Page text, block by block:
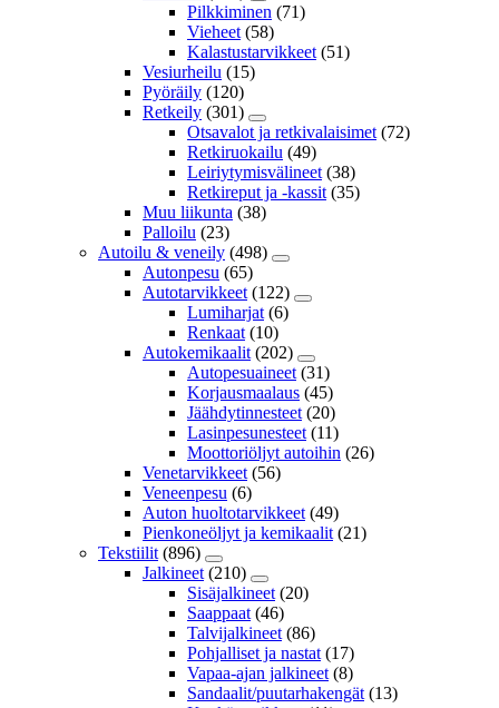
Pilkkiminen (71)
Vieheet (58)
Kalastustarvikkeet (51)
Vesiurheilu (15)
Pyöräily (120)
Retkeily (301)
Otsavalot ja retkivalaisimet (72)
Retkiruokailu (49)
Leiriytymisvälineet (38)
Retkireput ja -kassit (35)
Muu liikunta (38)
Palloilu (23)
Autoilu & veneily (498)
Autonpesu (65)
Autotarvikkeet (122)
Lumiharjat (6)
Renkaat (10)
Autokemikaalit (202)
Autopesuaineet (31)
Korjausmaalaus (45)
Jäähdytinnesteet (20)
Lasinpesunesteet (11)
Moottoriöljyt autoihin (26)
Venetarvikkeet (56)
Veneenpesu (6)
Auton huoltotarvikkeet (49)
Pienkoneöljyt ja kemikaalit (21)
Tekstiilit (896)
Jalkineet (210)
Sisäjalkineet (20)
Saappaat (46)
Talvijalkineet (86)
Pohjalliset ja nastat (17)
Vapaa-ajan jalkineet (8)
Sandaalit/puutarhakengät (13)